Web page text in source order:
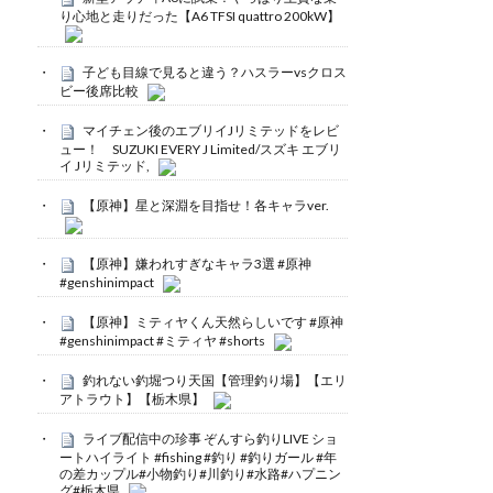
り心地と走りだった【A6 TFSI quattro 200kW】
子ども目線で見ると違う？ハスラーvsクロス
ビー後席比較
マイチェン後のエブリイJリミテッドをレビ
ュー！ SUZUKI EVERY J Limited/スズキ エブリ
イ Jリミテッド,
【原神】星と深淵を目指せ！各キャラver.
【原神】嫌われすぎなキャラ3選 #原神
#genshinimpact
【原神】ミティヤくん天然らしいです #原神
#genshinimpact #ミティヤ #shorts
釣れない釣堀つり天国【管理釣り場】【エリ
アトラウト】【栃木県】
ライブ配信中の珍事 ぞんすら釣りLIVE ショ
ートハイライト #fishing #釣り #釣りガール #年
の差カップル#小物釣り#川釣り#水路#ハプニン